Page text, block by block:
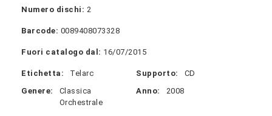
Numero dischi: 2
Barcode: 0089408073328
Fuori catalogo dal: 16/07/2015
Etichetta: Telarc Supporto:
CD
Genere:
Classica
Orchestrale
Anno: 2008